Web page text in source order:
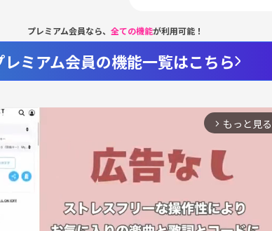
プレミアム会員なら、 全ての機能が利用可能！
レミアム会員の機能一覧はこちら
arrow_forward_ios もっと見る